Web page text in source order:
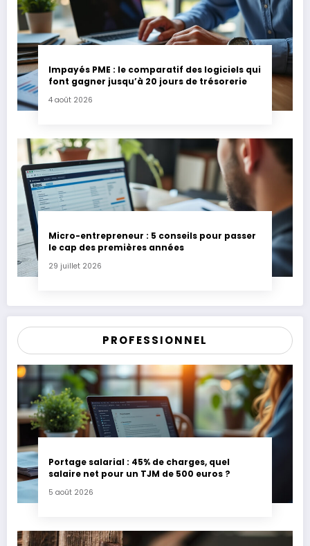
Impayés PME : le comparatif des logiciels qui
font gagner jusqu’à 20 jours de trésorerie
4 août 2026
Micro-entrepreneur : 5 conseils pour passer
le cap des premières années
29 juillet 2026
PROFESSIONNEL
Portage salarial : 45% de charges, quel
salaire net pour un TJM de 500 euros ?
5 août 2026